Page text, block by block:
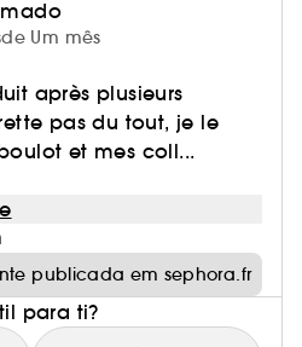
Um mês
après plusieurs
pas du tout, je le
et mes coll...
publicada em sephora.fr
para ti?